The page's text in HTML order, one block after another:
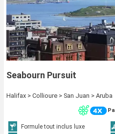
Seabourn Pursuit
Halifax > Collioure > San Juan > Aruba
Formule tout inclus luxe